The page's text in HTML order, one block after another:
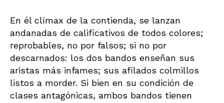
En él clímax de la contienda, se lanzan
andanadas de calificativos de todos colores;
reprobables, no por falsos; si no por
descarnados: los dos bandos enseñan sus
aristas más infames; sus afilados colmillos
listos a morder. Si bien en su condición de
clases antagónicas, ambos bandos tienen